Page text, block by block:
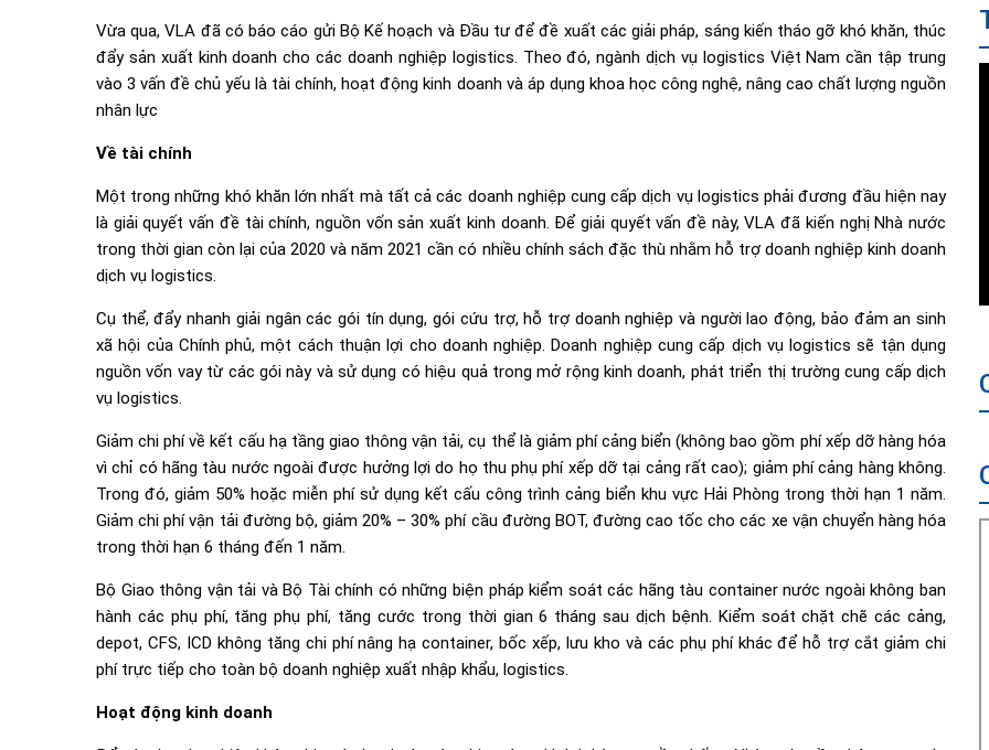
Vừa qua, VLA đã có báo cáo gửi Bộ Kế hoạch và Đầu tư để đề xuất các giải pháp, sáng kiến tháo gỡ khó khăn, thúc
đẩy sản xuất kinh doanh cho các doanh nghiệp logistics. Theo đó, ngành dịch vụ logistics Việt Nam cần tập trung
vào 3 vấn đề chủ yếu là tài chính, hoạt động kinh doanh và áp dụng khoa học công nghệ, nâng cao chất lượng nguồn
nhân lực
Về tài chính
Một trong những khó khăn lớn nhất mà tất cả các doanh nghiệp cung cấp dịch vụ logistics phải đương đầu hiện nay
là giải quyết vấn đề tài chính, nguồn vốn sản xuất kinh doanh. Để giải quyết vấn đề này, VLA đã kiến nghị Nhà nước
trong thời gian còn lại của 2020 và năm 2021 cần có nhiều chính sách đặc thù nhằm hỗ trợ doanh nghiệp kinh doanh
dịch vụ logistics.
Cụ thể, đẩy nhanh giải ngân các gói tín dụng, gói cứu trợ, hỗ trợ doanh nghiệp và người lao động, bảo đảm an sinh
xã hội của Chính phủ, một cách thuận lợi cho doanh nghiệp. Doanh nghiệp cung cấp dịch vụ logistics sẽ tận dụng
nguồn vốn vay từ các gói này và sử dụng có hiệu quả trong mở rộng kinh doanh, phát triển thị trường cung cấp dịch
vụ logistics.
Giảm chi phí về kết cấu hạ tầng giao thông vận tải, cụ thể là giảm phí cảng biển (không bao gồm phí xếp dỡ hàng hóa
vì chỉ có hãng tàu nước ngoài được hưởng lợi do họ thu phụ phí xếp dỡ tại cảng rất cao); giảm phí cảng hàng không.
Trong đó, giảm 50% hoặc miễn phí sử dụng kết cấu công trình cảng biển khu vực Hải Phòng trong thời hạn 1 năm.
Giảm chi phí vận tải đường bộ, giảm 20% – 30% phí cầu đường BOT, đường cao tốc cho các xe vận chuyển hàng hóa
trong thời hạn 6 tháng đến 1 năm.
Bộ Giao thông vận tải và Bộ Tài chính có những biện pháp kiểm soát các hãng tàu container nước ngoài không ban
hành các phụ phí, tăng phụ phí, tăng cước trong thời gian 6 tháng sau dịch bệnh. Kiểm soát chặt chẽ các cảng,
depot, CFS, ICD không tăng chi phí nâng hạ container, bốc xếp, lưu kho và các phụ phí khác để hỗ trợ cắt giảm chi
phí trực tiếp cho toàn bộ doanh nghiệp xuất nhập khẩu, logistics.
Hoạt động kinh doanh